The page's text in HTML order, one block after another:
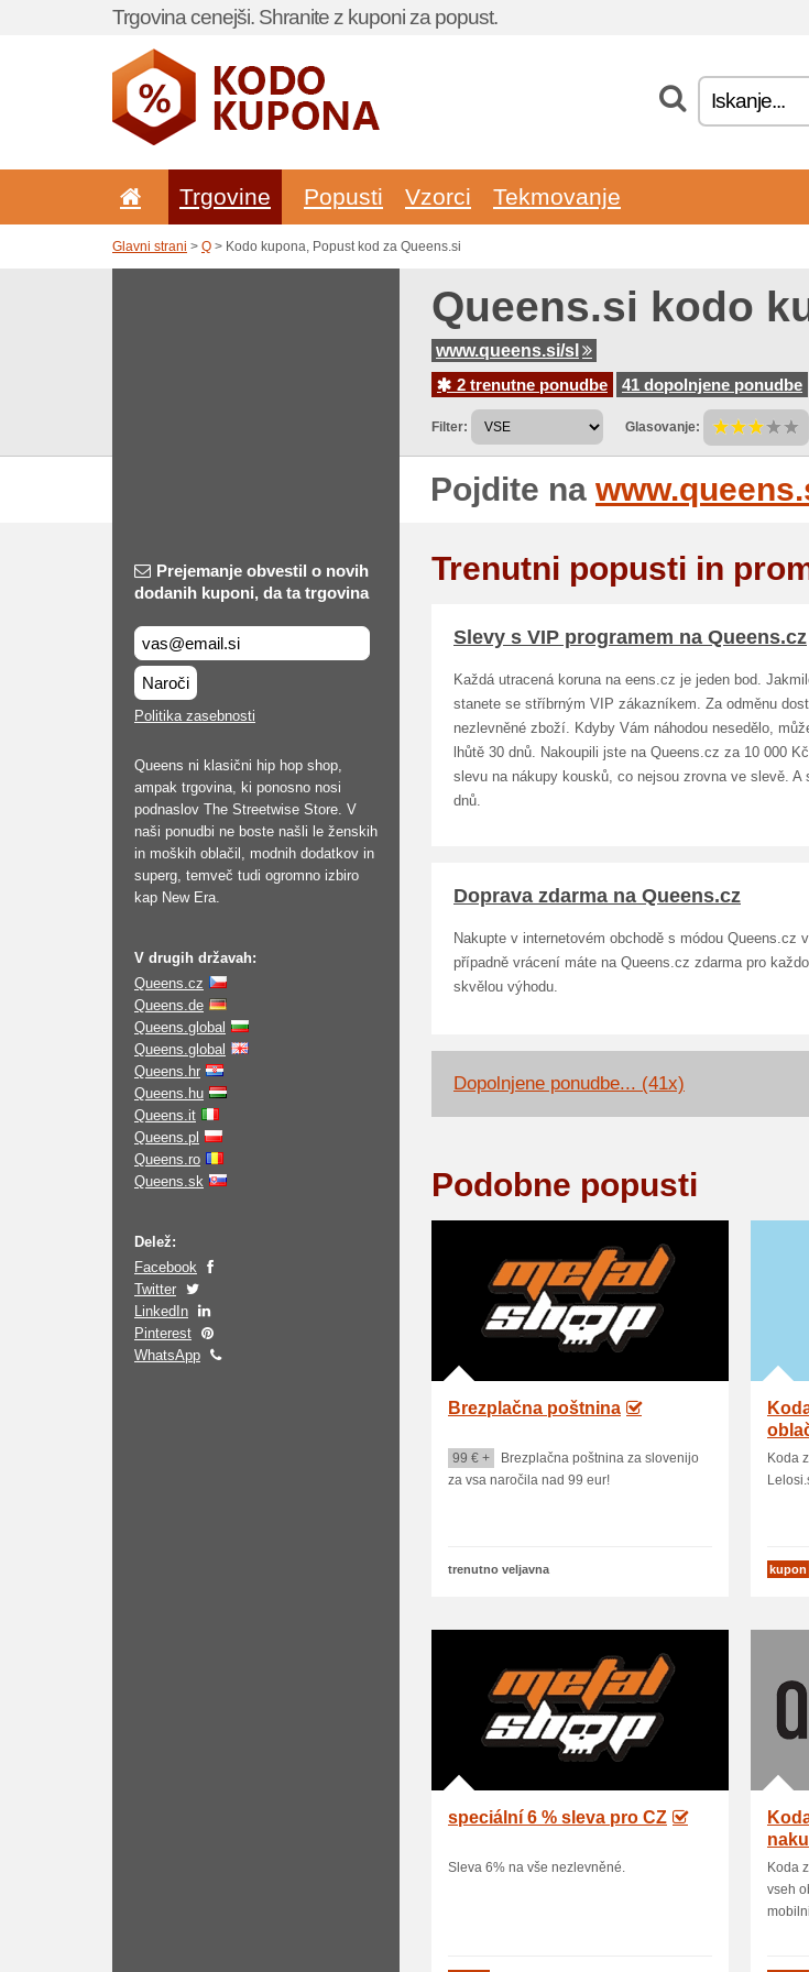
Trgovina cenejši. Shranite z kuponi za popust.
Trgovine Popusti Vzorci Tekmovanje
Glavni strani > Q > Kodo kupona, Popust kod za Queens.si
Queens.si kodo
www.queens.si/sl
2 trenutne ponudbe
41 dopolnjene ponudbe
Filter: Glasovanje:
Pojdite na
Prejemanje obvestil o novih
dodanih kuponi, da ta trgovina
Naroči
Politika zasebnosti
Queens ni klasični hip hop shop,
ampak trgovina, ki ponosno nosi
podnaslov The Streetwise Store. V
naši ponudbi ne boste našli le ženskih
in moških oblačil, modnih dodatkov in
superg, temveč tudi ogromno izbiro
kap New Era.
V drugih državah:
Queens.cz
Queens.de
Queens.global
Queens.global
Queens.hr
Queens.hu
Queens.it
Queens.pl
Queens.ro
Queens.sk
Delež:
Facebook
Twitter
LinkedIn
Pinterest
WhatsApp
Trenutni popusti in
Slevy s VIP programem na Queens.cz
Každá utracená koruna na eens.cz je jeden bod.
stanete se stříbrným VIP zákazníkem. Za odměnu
nezlevněné zboží. Kdyby Vám náhodou nesedělo,
lhůtě 30 dnů. Nakoupili jste na Queens.cz za 10 000
slevu na nákupy kousků, co nejsou zrovna ve slevě. A
dnů.
Doprava zdarma na Queens.cz
Nakupte v internetovém obchodě s módou Queens.cz
případně vrácení máte na Queens.cz zdarma pro
skvělou výhodu.
Dopolnjene ponudbe... (41x)
Podobne popusti
Brezplačna poštnina
99 € +
Brezplačna poštnina za slovenijo
za vsa naročila nad 99 eur!
trenutno veljavna
Koda
kupon
speciální 6 % sleva pro CZ
Sleva 6% na vše nezlevněné.
Koda
vseh